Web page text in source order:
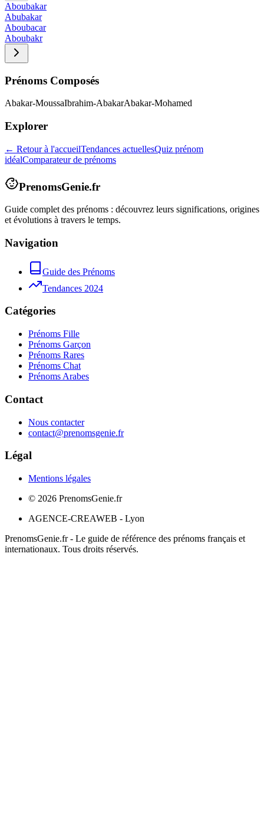
Aboubakar
Abubakar
Aboubacar
Aboubakr
Prénoms Composés
Abakar-MoussaIbrahim-AbakarAbakar-Mohamed
Explorer
← Retour à l'accueilTendances actuellesQuiz prénom
idéalComparateur de prénoms
PrenomsGenie.fr
Guide complet des prénoms : découvrez leurs significations, origines
et évolutions à travers le temps.
Navigation
Guide des Prénoms
Tendances 2024
Catégories
Prénoms Fille
Prénoms Garçon
Prénoms Rares
Prénoms Chat
Prénoms Arabes
Contact
Nous contacter
contact@prenomsgenie.fr
Légal
Mentions légales
© 2026 PrenomsGenie.fr
AGENCE-CREAWEB - Lyon
PrenomsGenie.fr - Le guide de référence des prénoms français et
internationaux. Tous droits réservés.